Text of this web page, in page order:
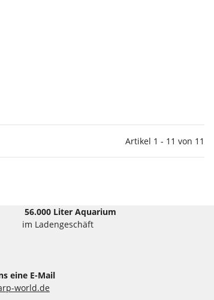
Artikel 1 - 11 von 11
56.000 Liter Aquarium
im Ladengeschäft
eine E-Mail
world.de